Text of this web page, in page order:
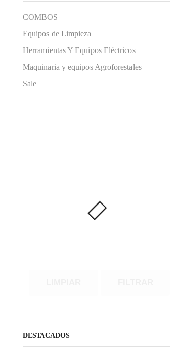
COMBOS
Equipos de Limpieza
Herramientas Y Equipos Eléctricos
Maquinaria y equipos Agroforestales
Sale
DESTACADOS